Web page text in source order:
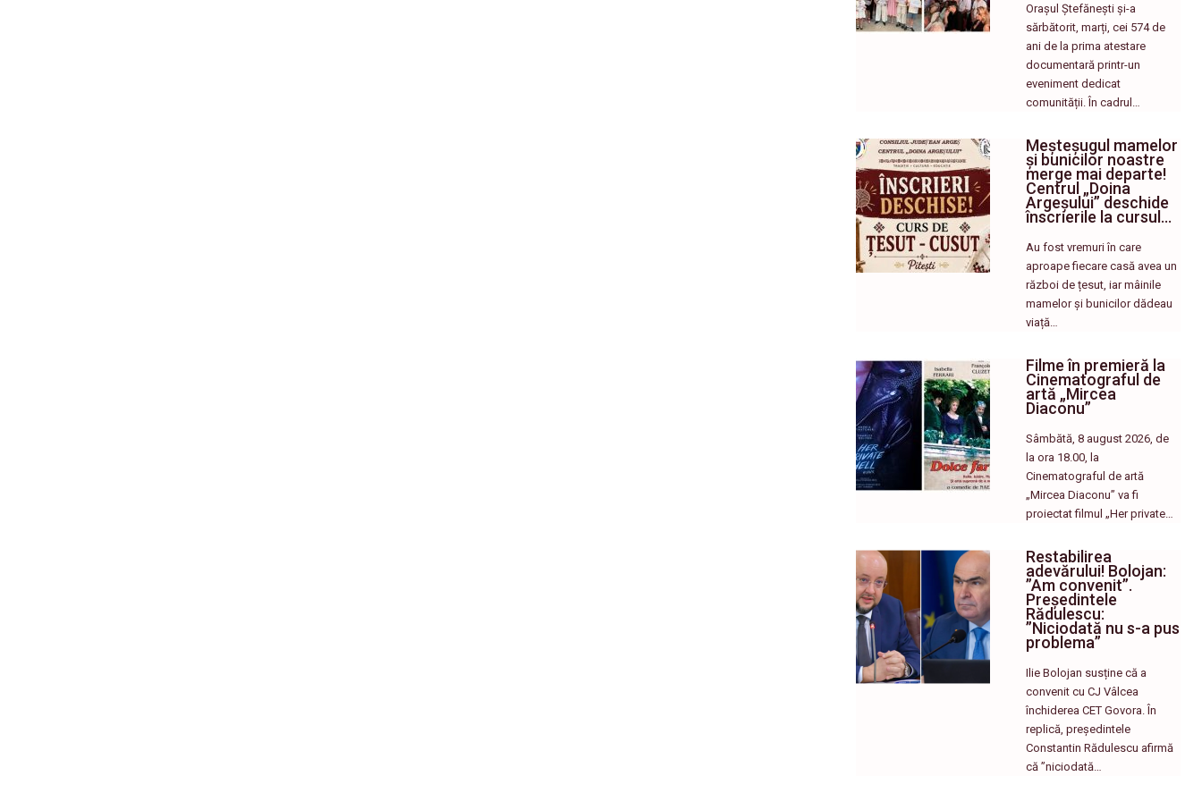
Orașul Ștefănești și-a
sărbătorit, marți, cei 574 de
ani de la prima atestare
documentară printr-un
eveniment dedicat
comunității. În cadrul…
Meșteșugul mamelor
și bunicilor noastre
merge mai departe!
Centrul „Doina
Argeșului” deschide
înscrierile la cursul…
Au fost vremuri în care
aproape fiecare casă avea un
război de țesut, iar mâinile
mamelor și bunicilor dădeau
viață…
Filme în premieră la
Cinematograful de
artă „Mircea
Diaconu”
Sâmbătă, 8 august 2026, de
la ora 18.00, la
Cinematograful de artă
„Mircea Diaconu” va fi
proiectat filmul „Her private…
Restabilirea
adevărului! Bolojan:
”Am convenit”.
Președintele
Rădulescu:
”Niciodată nu s-a pus
problema”
Ilie Bolojan susține că a
convenit cu CJ Vâlcea
închiderea CET Govora. În
replică, președintele
Constantin Rădulescu afirmă
că ”niciodată…